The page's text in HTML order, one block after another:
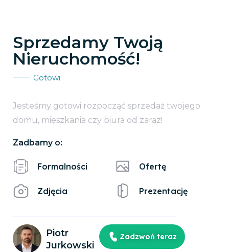
Sprzedamy Twoją
Nieruchomość!
Gotowi
Jesteśmy gotowi rozpocząć sprzedaż twojego
domu, mieszkania czy biura od zaraz!
Zadbamy o:
Formalności
Zdjęcia
Ofertę
Prezentację
Piotr
Jurkowski
Zadzwoń teraz